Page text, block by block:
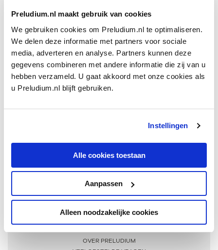
Preludium.nl maakt gebruik van cookies
We gebruiken cookies om Preludium.nl te optimaliseren.
We delen deze informatie met partners voor sociale
media, adverteren en analyse. Partners kunnen deze
gegevens combineren met andere informatie die zij van u
hebben verzameld. U gaat akkoord met onze cookies als
u Preludium.nl blijft gebruiken.
Instellingen
Alle cookies toestaan
Aanpassen
Alleen noodzakelijke cookies
Meer informatie
OVER PRELUDIUM